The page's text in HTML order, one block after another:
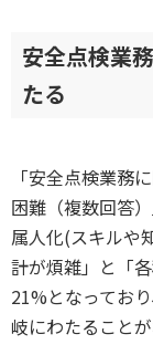
安全点検業
たる
「安全点検業務
困難（複数回答
属人化(スキルや
計が煩雑」と「
21%となってお
岐にわたることが